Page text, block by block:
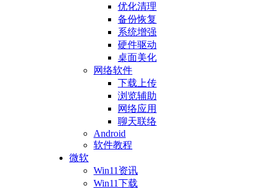
优化清理
备份恢复
系统增强
硬件驱动
桌面美化
网络软件
下载上传
浏览辅助
网络应用
聊天联络
Android
软件教程
微软
Win11资讯
Win11下载